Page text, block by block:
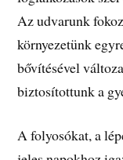
Az udvarunk
környezetünk
bővítésével
biztosítottunk a
A folyosókat, a